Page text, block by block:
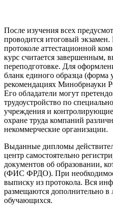
После изучения всех
проводится итоговый
протоколе аттестационной
курс считается завершенным,
переподготовке. Для
бланк единого образца (форма
рекомендациях Минобрнауки
Его обладатели могут
трудоустройство по
учреждения и
охране труда компаний
некоммерческие организации.
Выданные дипломы
центр самостоятельно
документов об образовании,
(ФИС ФРДО). При
выписку из протокола. Вся
размещаются дополнительно в
обучающихся.